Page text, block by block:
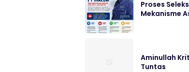
Proses
Mekanisme
Aminullah
Tuntas